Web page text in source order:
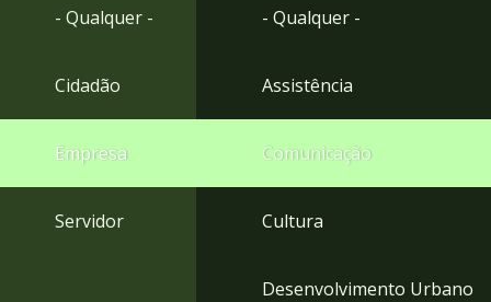
- Qualquer -
Cidadão
Empresa
Servidor
- Qualquer -
Assistência
Comunicação
Cultura
Desenvolvimento Urbano